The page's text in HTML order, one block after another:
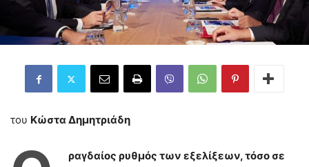
του Κώστα Δημητριάδη
ραγδαίος ρυθμός των εξελίξεων, τόσο σε